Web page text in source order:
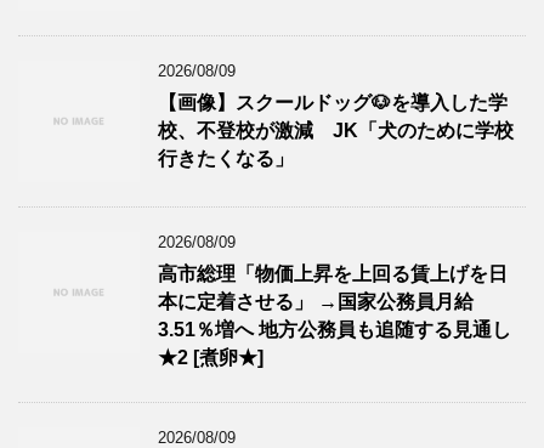
2026/08/09
【画像】スクールドッグ🐶を導入した学
校、不登校が激減 JK「犬のために学校
行きたくなる」
2026/08/09
高市総理「物価上昇を上回る賃上げを日
本に定着させる」 →国家公務員月給
3.51％増へ 地方公務員も追随する見通し
★2 [煮卵★]
2026/08/09